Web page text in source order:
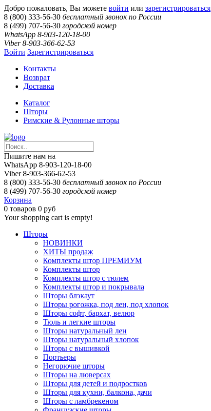
Добро пожаловать, Вы можете войти или зарегистрироваться
8 (800) 333-56-30 бесплатный звонок по России
8 (499) 707-56-30 городской номер
WhatsApp 8-903-120-18-00
Viber 8-903-366-62-53
Войти Зарегистрироваться
Контакты
Возврат
Доставка
Каталог
Шторы
Римские & Рулонные шторы
Пишите нам на
WhatsApp 8-903-120-18-00
Viber 8-903-366-62-53
8 (800) 333-56-30 бесплатный звонок по России
8 (499) 707-56-30 городской номер
Корзина
0 товаров 0 руб
Your shopping cart is empty!
Шторы
НОВИНКИ
ХИТЫ продаж
Комплекты штор ПРЕМИУМ
Комплекты штор
Комплекты штор с тюлем
Комплекты штор и покрывала
Шторы блэкаут
Шторы рогожка, под лен, под хлопок
Шторы софт, бархат, велюр
Тюль и легкие шторы
Шторы натуральный лен
Шторы натуральный хлопок
Шторы с вышивкой
Портьеры
Негорючие шторы
Шторы на люверсах
Шторы для детей и подростков
Шторы для кухни, балкона, дачи
Шторы с ламбрекеном